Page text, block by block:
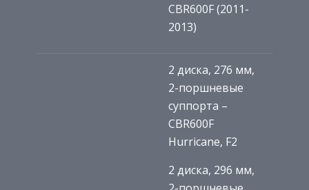
CBR600F (2011-
2013)
2 диска, 276 мм,
2-поршневые
суппорта –
CBR600F
Hurricane, F2
2 диска, 296 мм,